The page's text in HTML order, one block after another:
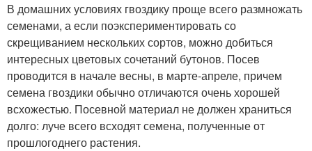
В домашних условиях гвоздику проще всего размножать
семенами, а если поэкспериментировать со
скрещиванием нескольких сортов, можно добиться
интересных цветовых сочетаний бутонов. Посев
проводится в начале весны, в марте-апреле, причем
семена гвоздики обычно отличаются очень хорошей
всхожестью. Посевной материал не должен храниться
долго: луче всего всходят семена, полученные от
прошлогоднего растения.